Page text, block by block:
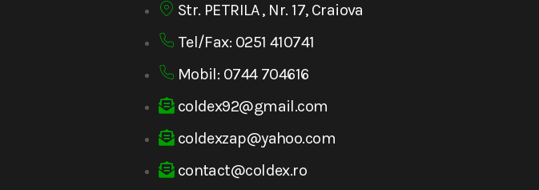
Str. PETRILA , Nr. 17, Craiova
Tel/Fax: 0251 410741
Mobil: 0744 704616
coldex92@gmail.com
coldexzap@yahoo.com
contact@coldex.ro